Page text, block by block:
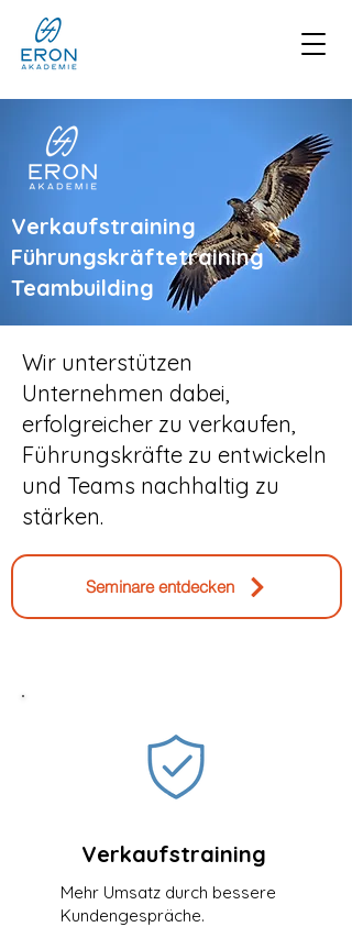
Verkaufstraining
Führungskräftetraining
Teambuilding
Wir unterstützen
Unternehmen dabei,
erfolgreicher zu verkaufen,
Führungskräfte zu entwickeln
und Teams nachhaltig zu
stärken.
Seminare entdecken
Verkaufstraining
Mehr Umsatz durch bessere
Kundengespräche.